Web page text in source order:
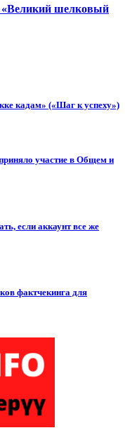
«Великий шелковый
кадам» («Шаг к успеху»)
участие в Общем и
если аккаунт все же
фактчекинга для